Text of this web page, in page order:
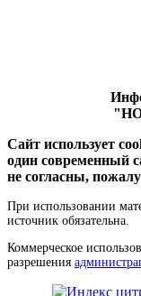
Сайт использует
один современный
не согласны,
При использовании
источник обязательна.
Коммерческое
разрешения